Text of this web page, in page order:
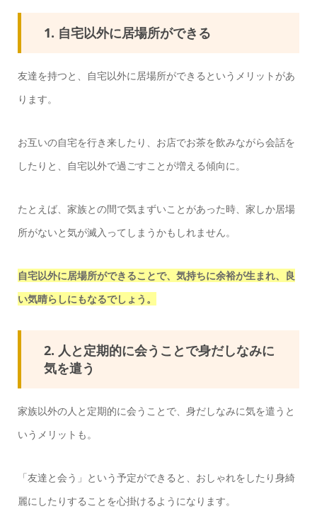
1. 自宅以外に居場所ができる
友達を持つと、自宅以外に居場所ができるというメリットがあ
ります。
お互いの自宅を行き来したり、お店でお茶を飲みながら会話を
したりと、自宅以外で過ごすことが増える傾向に。
たとえば、家族との間で気まずいことがあった時、家しか居場
所がないと気が滅入ってしまうかもしれません。
自宅以外に居場所ができることで、気持ちに余裕が生まれ、良
い気晴らしにもなるでしょう。
2. 人と定期的に会うことで身だしなみに
気を遣う
家族以外の人と定期的に会うことで、身だしなみに気を遣うと
いうメリットも。
「友達と会う」という予定ができると、おしゃれをしたり身綺
麗にしたりすることを心掛けるようになります。